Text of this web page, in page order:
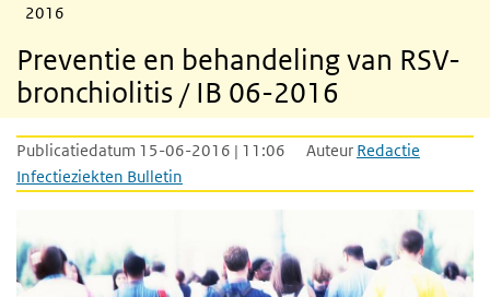
2016
Preventie en behandeling van RSV-
bronchiolitis / IB 06-2016
Publicatiedatum 15-06-2016 | 11:06 Auteur Redactie
Infectieziekten Bulletin